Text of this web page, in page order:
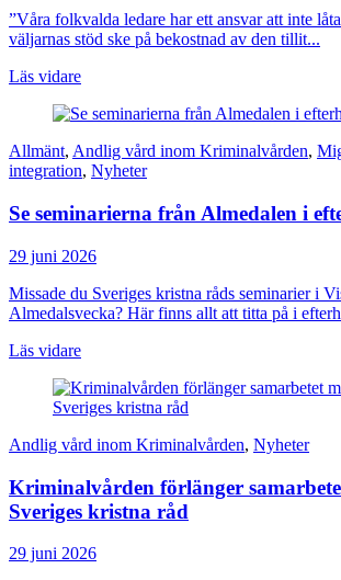
”Våra folkvalda ledare har ett ansvar att inte
väljarnas stöd ske på bekostnad av den tillit...
Läs vidare
Allmänt, Andlig vård inom Kriminalvården,
integration, Nyheter
Se seminarierna från Almedalen i
29 juni 2026
Missade du Sveriges kristna råds seminarier i
Almedalsvecka? Här finns allt att titta på i
Läs vidare
Andlig vård inom Kriminalvården, Nyheter
Kriminalvården förlänger
Sveriges kristna råd
29 juni 2026